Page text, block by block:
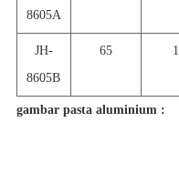
8605A
JH-
8605B
65
gambar pasta aluminium :